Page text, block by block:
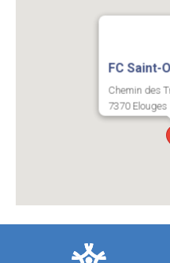
FC Saint-
Chemin des
7370 Elouges